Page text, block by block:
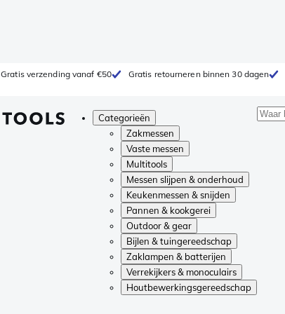
Gratis verzending vanaf €50 Gratis retourneren binnen 30 dagen
Categorieën
Zakmessen
Vaste messen
Multitools
Messen slijpen & onderhoud
Keukenmessen & snijden
Pannen & kookgerei
Outdoor & gear
Bijlen & tuingereedschap
Zaklampen & batterijen
Verrekijkers & monoculairs
Houtbewerkingsgereedschap